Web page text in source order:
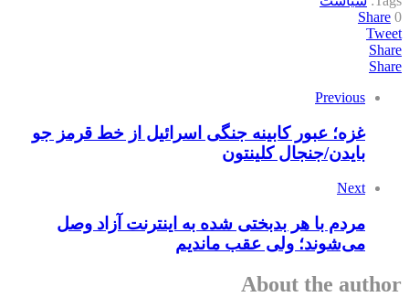
Share 0
Tweet
Share
Share
Previous
غزه؛ عبور کابینه جنگی اسرائیل از خط قرمز جو
بایدن/جنجال کلینتون
Next
مردم با هر بدبختی شده به اینترنت آزاد وصل
می‌شوند؛ ولی عقب ماندیم
About the author